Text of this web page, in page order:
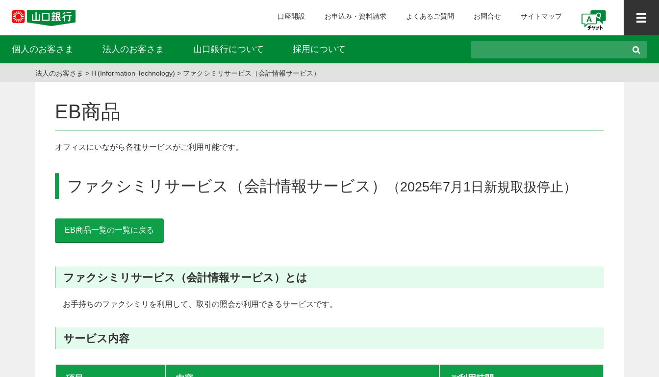
口座開設 お申込み・資料請求 よくあるご質問 お問合せ サイトマップ
個人のお客さま 法人のお客さま 山口銀行について 採用について
法人のお客さま IT(Information Technology) ファクシミリサービス（会計情報サービス）
EB商品
オフィスにいながら各種サービスがご利用可能です。
ファクシミリサービス（会計情報サービス） （2025年7月1日新規取扱停止）
EB商品一覧の一覧に戻る
ファクシミリサービス（会計情報サービス）とは
お手持ちのファクシミリを利用して、取引の照会が利用できるサービスです。
サービス内容